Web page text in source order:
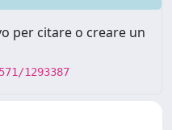
per citare o creare un
1293387